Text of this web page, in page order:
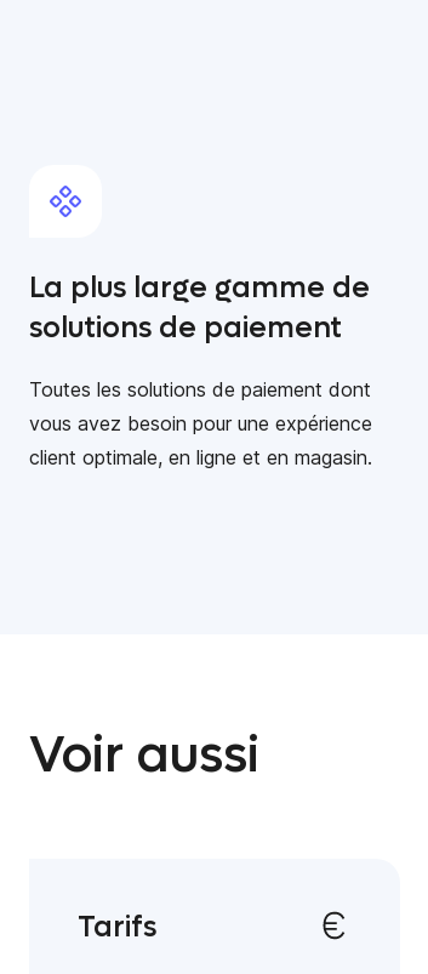
La plus large gamme de
solutions de paiement
Toutes les solutions de paiement dont
vous avez besoin pour une expérience
client optimale, en ligne et en magasin.
Voir aussi
Tarifs